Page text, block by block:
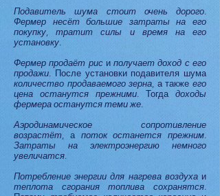
Подавитель шума стоит очень дорого.
Фермер несёт большие затраты на его
покупку,тратит силы и время на его
установку.
Фермер продаёт рисиполучает доход с его
продажи. После установки подавителя шума
количество продаваемого зерна, а такжеего
цена останутся прежними. Тогда доходы
фермера останутся теми же.
Аэродинамическое сопротивление
возрастёт, а поток останется прежним.
Затраты на электроэнергию немного
увеличатся.
Потребление энергии для нагрева воздухаи
теплота сгорания топлива сохранятся.